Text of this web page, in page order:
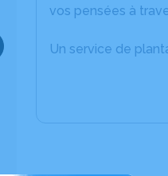
vos pensées à
Un service de